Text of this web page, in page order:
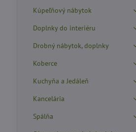
Kúpeľňový nábytok
Doplnky do interiéru
Drobný nábytok, doplnky
Koberce
Kuchyňa a Jedáleň
Kancelária
Spálňa